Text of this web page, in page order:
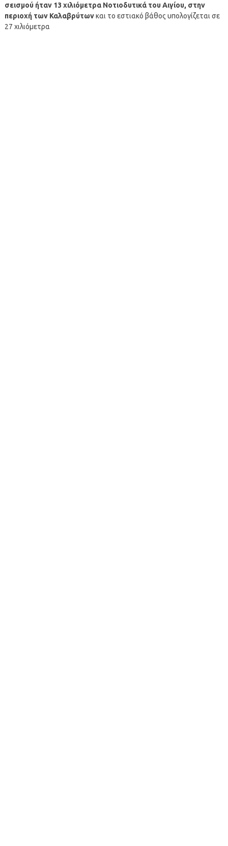
σεισμού ήταν 13 χιλιόμετρα Νοτιοδυτικά του Αιγίου, στην
περιοχή των Καλαβρύτωνκαι το εστιακό βάθος υπολογίζεται σε
27 χιλιόμετρα